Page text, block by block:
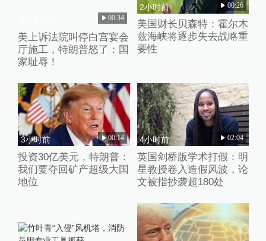
00:34
美上诉法院叫停白宫宴会
厅施工，特朗普怒了：国
家耻辱！
2小时前 00:26
美国财长贝森特：霍尔木
兹海峡将逐步失去战略重
要性
3小时前 00:14
投资30亿美元，特朗普：
我们要夺回矿产超级大国
地位
4小时前 02:04
英国剑桥版学术打假：明
星教授卷入造假风波，论
文被指抄袭超180处